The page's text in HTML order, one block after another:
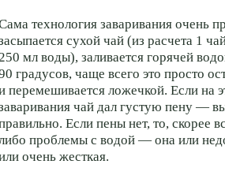
технология заваривания очень
сухой чай (из расчета 1
мл воды), заливается горячей
градусов, чаще всего это просто
перемешивается ложечкой. Если на
чай дал густую пену —
Если пены нет, то, скорее
проблемы с водой — она или
очень жесткая.